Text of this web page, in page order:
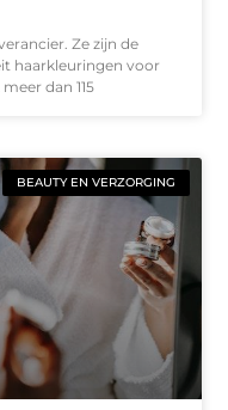
Ze zijn de
haarkleuringen voor
dan 115
BEAUTY EN VERZORGING